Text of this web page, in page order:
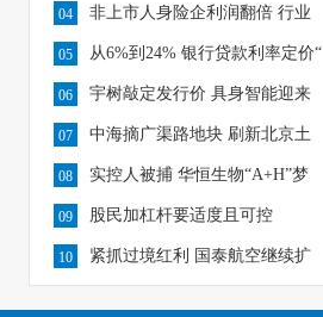
04 非上市人身险企利润翻倍 行业
05 从6%到24% 银行贷款利率定价“
06 宇树敲定发行价 具身智能迎来
07 中海摘广渠路地块 刷新北京土
08 实控人被捕 华恒生物“A+H”梦
09 股民加杠杆要适度且可控
10 紧抓过境红利 国泰航空继续扩